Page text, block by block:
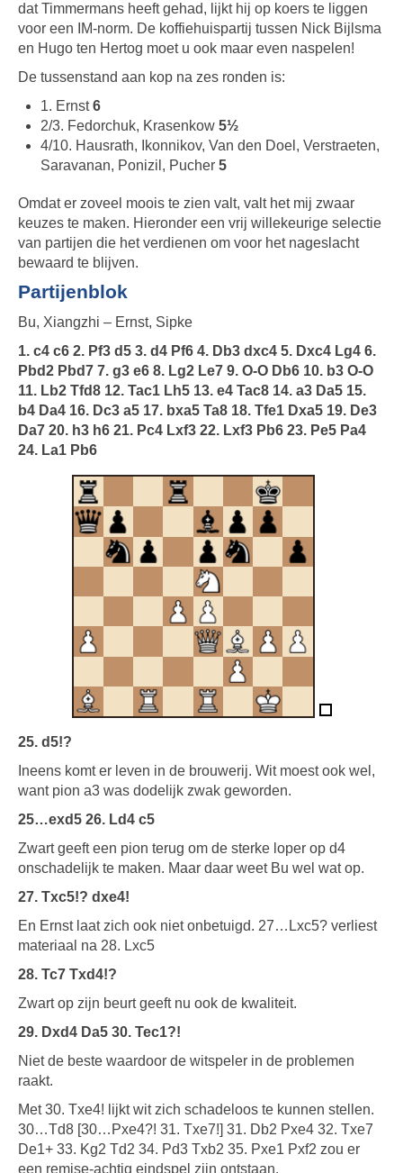
dat Timmermans heeft gehad, lijkt hij op koers te liggen
voor een IM-norm. De koffiehuispartij tussen Nick Bijlsma
en Hugo ten Hertog moet u ook maar even naspelen!
De tussenstand aan kop na zes ronden is:
1. Ernst6
2/3. Fedorchuk, Krasenkow 5½
4/10. Hausrath, Ikonnikov, Van den Doel, Verstraeten,
Saravanan, Ponizil, Pucher 5
Omdat er zoveel moois te zien valt, valt het mij zwaar
keuzes te maken. Hieronder een vrij willekeurige selectie
van partijen die het verdienen om voor het nageslacht
bewaard te blijven.
Partijenblok
Bu, Xiangzhi – Ernst, Sipke
1. c4 c6 2. Pf3 d5 3. d4 Pf6 4. Db3 dxc4 5. Dxc4 Lg4 6.
Pbd2 Pbd7 7. g3 e6 8. Lg2 Le7 9. O-O Db6 10. b3 O-O
11. Lb2 Tfd8 12. Tac1 Lh5 13. e4 Tac8 14. a3 Da5 15.
b4 Da4 16. Dc3 a5 17. bxa5 Ta8 18. Tfe1 Dxa5 19. De3
Da7 20. h3 h6 21. Pc4 Lxf3 22. Lxf3 Pb6 23. Pe5 Pa4
24. La1 Pb6
25. d5!?
Ineens komt er leven in de brouwerij. Wit moest ook wel,
want pion a3 was dodelijk zwak geworden.
25…exd5 26. Ld4 c5
Zwart geeft een pion terug om de sterke loper op d4
onschadelijk te maken. Maar daar weet Bu wel wat op.
27. Txc5!? dxe4!
En Ernst laat zich ook niet onbetuigd. 27…Lxc5? verliest
materiaal na 28. Lxc5
28. Tc7 Txd4!?
Zwart op zijn beurt geeft nu ook de kwaliteit.
29. Dxd4 Da5 30. Tec1?!
Niet de beste waardoor de witspeler in de problemen
raakt.
Met 30. Txe4! lijkt wit zich schadeloos te kunnen stellen.
30…Td8 [30…Pxe4?! 31. Txe7!] 31. Db2 Pxe4 32. Txe7
De1+ 33. Kg2 Td2 34. Pd3 Txb2 35. Pxe1 Pxf2 zou er
een remise-achtig eindspel zijn ontstaan.